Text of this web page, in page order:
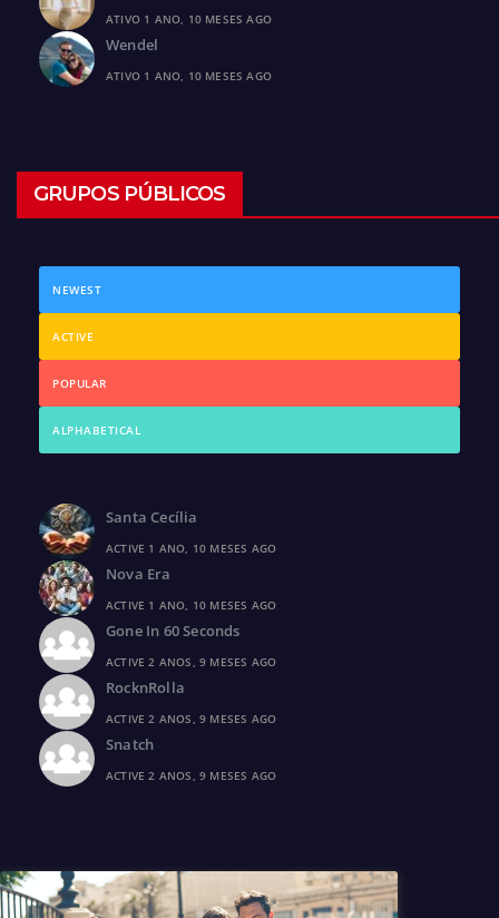
ATIVO 1 ANO, 10 MESES AGO
Wendel
ATIVO 1 ANO, 10 MESES AGO
GRUPOS PÚBLICOS
NEWEST
ACTIVE
POPULAR
ALPHABETICAL
Santa Cecília
ACTIVE 1 ANO, 10 MESES AGO
Nova Era
ACTIVE 1 ANO, 10 MESES AGO
Gone In 60 Seconds
ACTIVE 2 ANOS, 9 MESES AGO
RocknRolla
ACTIVE 2 ANOS, 9 MESES AGO
Snatch
ACTIVE 2 ANOS, 9 MESES AGO